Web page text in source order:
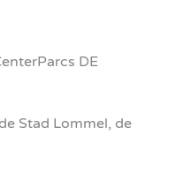
DE
Stad Lommel, de